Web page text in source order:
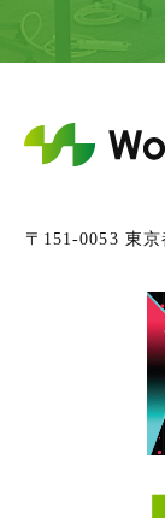
〒151-0053 東